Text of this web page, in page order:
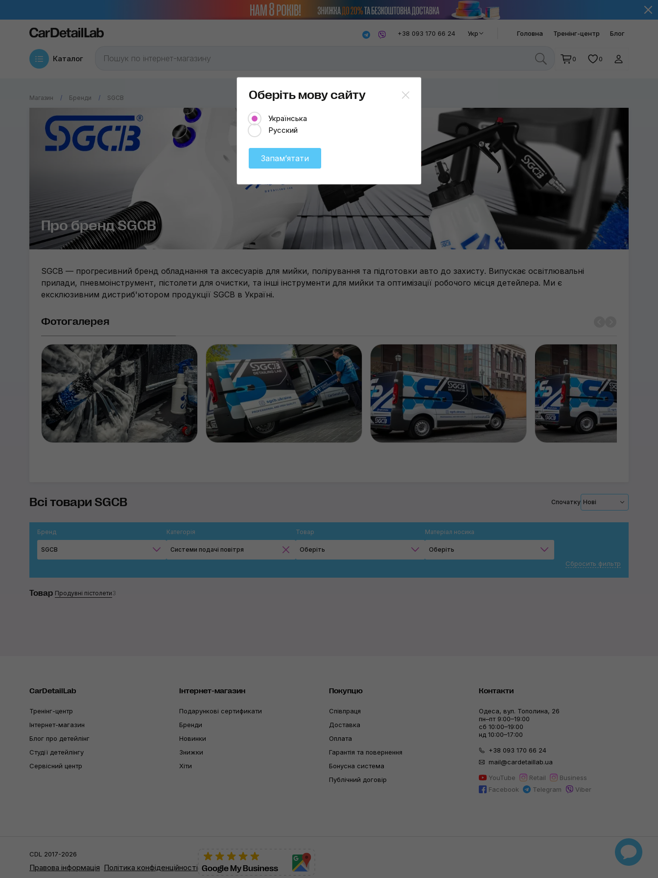
+38 093 170 66 24 Укр Головна Тренінг-центр Блог
Каталог 0 0
Магазин Бренди SGCB
Про бренд SGCB
SGCB — прогресивний бренд обладнання та аксесуарів для мийки, полірування та підготовки авто до захисту. Випускає освітлювальні
прилади, пневмоінструмент, пістолети для очистки, та інші інструменти для мийки та оптимізації робочого місця детейлера. Ми є
ексклюзивним дистриб'ютором продукції SGCB в Україні.
Фотогалерея
Всі товари SGCB Спочатку Нові
Бренд
SGCB
Категорія
Системи подачі повітря
Товар
Оберіть
Матеріал носика
Оберіть
Сбросить фильтр
Товар Продувні пістолети3
CarDetailLab
Тренінг-центр
Інтернет-магазин
Блог про детейлінг
Студії детейлінгу
Сервісний центр
Інтернет-магазин
Подарункові сертификати
Бренди
Новинки
Знижки
Хіти
Покупцю
Співпраця
Доставка
Оплата
Гарантія та повернення
Бонусна система
Публічний договір
Контакти
Одеса, вул. Тополина, 26
пн–пт 9:00–19:00
сб 10:00–19:00
нд 10:00–17:00
+38 093 170 66 24
mail@cardetaillab.ua
YouTube
Retail
Business
Facebook
Telegram Viber
CDL 2017-2026
Правова інформація Політика конфіденційності Google My Business
Оберіть мову сайту
Українська
Русский
Запамʼятати